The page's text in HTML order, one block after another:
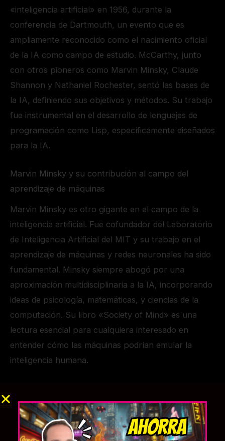
«inteligencia artificial» en 1956, durante la
conferencia de Dartmouth, un evento que es
ampliamente reconocido como el nacimiento oficial
de la IA como campo de estudio. McCarthy, junto
con otros pioneros como Marvin Minsky, Claude
Shannon y Nathaniel Rochester, sentó las bases de
la IA, definiendo sus objetivos y métodos. Su trabajo
fue instrumental en el desarrollo de lenguajes de
programación como Lisp, específicamente diseñados
para la IA.
Marvin Minsky y su contribución al campo del
aprendizaje de máquinas
Marvin Minsky es otro gigante en el campo de la
inteligencia artificial. Fue cofundador del Laboratorio
de Inteligencia Artificial del MIT y su trabajo en el
aprendizaje de máquinas y redes neuronales ha sido
fundamental. Minsky siempre abogó por una
aproximación multidisciplinaria a la IA, incorporando
ideas de psicología, matemáticas, y ciencias de la
computación. Su libro «Society of Mind» es una
lectura esencial para cualquiera interesado en
entender cómo las máquinas podrían emular la
inteligencia humana.
conceptos hasta la actualidad
La inteligencia artificial ha evolucionado